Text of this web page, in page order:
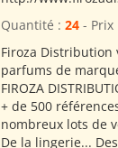
Quantité : 24- Prix
Firoza Distribution
parfums de
FIROZA
+ de 500
nombreux lots de
De la lingerie...